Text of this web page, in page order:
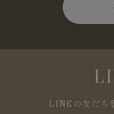
LINEの友だち